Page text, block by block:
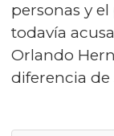
personas y
todavía
Orlando
diferencia de